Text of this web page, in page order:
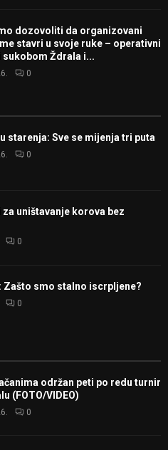
dozovoliti da organizovani
stavri u svoje ruke – operativni
sukobom Ždrala i...
0
starenja: Sve se mijenja tri puta
0
uništavanje korova bez
0
Zašto smo stalno iscrpljene?
0
održan peti po redu turnir
(FOTO/VIDEO)
0